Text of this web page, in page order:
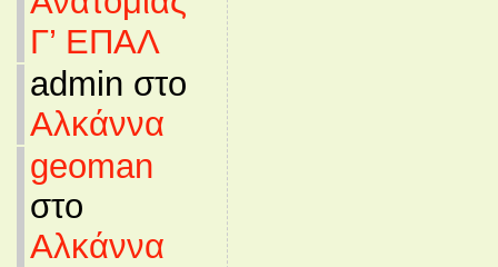
Γ’ ΕΠΑΛ
admin στο
Αλκάννα
geoman
στο
Αλκάννα